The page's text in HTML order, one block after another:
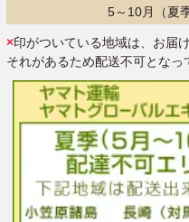
5～10月（夏
×印がついている地域は、お届
それがあるため配送不可となっ